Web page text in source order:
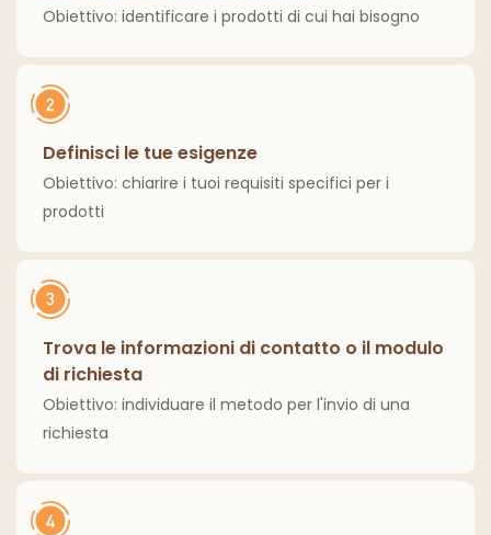
Obiettivo: identificare i prodotti di cui hai bisogno
Definisci le tue esigenze
Obiettivo: chiarire i tuoi requisiti specifici per i
prodotti
Trova le informazioni di contatto o il modulo
di richiesta
Obiettivo: individuare il metodo per l'invio di una
richiesta